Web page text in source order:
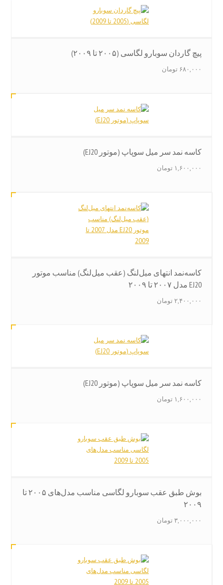
پیچ گاردان سوبارو لگاسی (۲۰۰۵ تا ۲۰۰۹)
۶۸۰,۰۰۰ تومان
کاسه نمد سر میل‌ سوپاپ (موتور EJ20)
۱,۶۰۰,۰۰۰ تومان
کاسه‌نمد انتهای میل‌لنگ (عقب میل‌لنگ) مناسب موتور
EJ20 مدل ۲۰۰۷ تا ۲۰۰۹
۲,۴۰۰,۰۰۰ تومان
کاسه نمد سر میل‌ سوپاپ (موتور EJ20)
۱,۶۰۰,۰۰۰ تومان
بوش طبق عقب سوبارو لگاسی مناسب مدل‌های ۲۰۰۵ تا
۲۰۰۹
۳,۰۰۰,۰۰۰ تومان